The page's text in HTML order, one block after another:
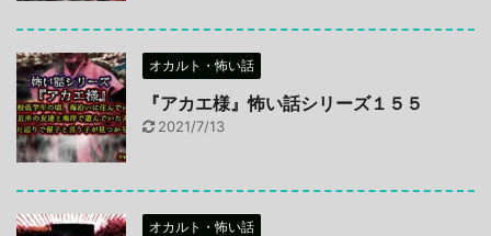
オカルト・怖い話
『アカエ様』怖い話シリーズ１５５
2021/7/13
オカルト・怖い話